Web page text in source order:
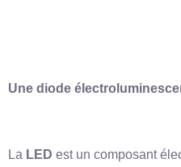
Une diode
La LED est un composant